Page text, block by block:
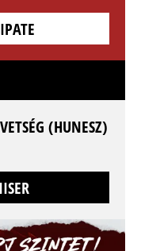
(HUNESZ)